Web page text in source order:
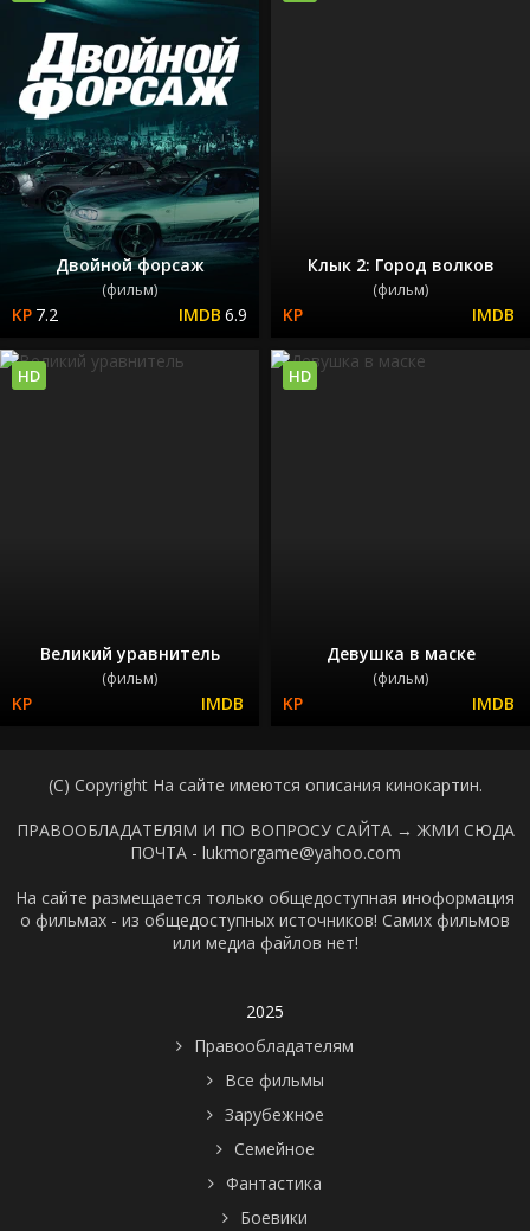
Двойной форсаж
(фильм)
7.2 6.9
Клык 2: Город волков
(фильм)
Великий уравнитель
(фильм)
HD
Девушка в маске
(фильм)
HD
(C) Copyright На сайте имеются описания кинокартин.
ПРАВООБЛАДАТЕЛЯМ И ПО ВОПРОСУ САЙТА → ЖМИ СЮДА
ПОЧТА - lukmorgame@yahoo.com
На сайте размещается только общедоступная иноформация
о фильмах - из общедоступных источников! Самих фильмов
или медиа файлов нет!
2025
Правообладателям
Все фильмы
Зарубежное
Семейное
Фантастика
Боевики